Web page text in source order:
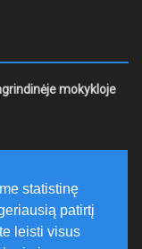
mokykloje
parkas“ steigimui
statistinę
patirtį
leisti visus